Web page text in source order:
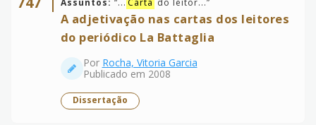
Assuntos: “... Carta do leitor...”
A adjetivação nas cartas dos leitores
do periódico La Battaglia
Por Rocha, Vitoria Garcia
Publicado em 2008
Dissertação